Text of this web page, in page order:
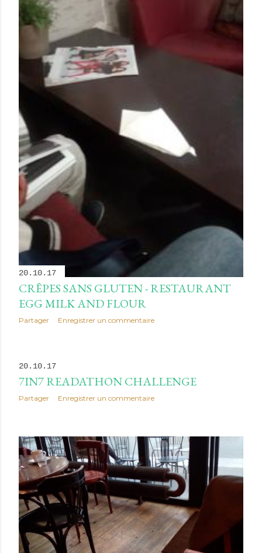
20.10.17
CRÊPES SANS GLUTEN - RESTAURANT
EGG MILK AND FLOUR
Partager Enregistrer un commentaire
20.10.17
7IN7 READATHON CHALLENGE
Partager Enregistrer un commentaire